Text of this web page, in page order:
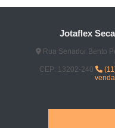
Jotaflex
Rua Senador Bento
CEP: 13202-240